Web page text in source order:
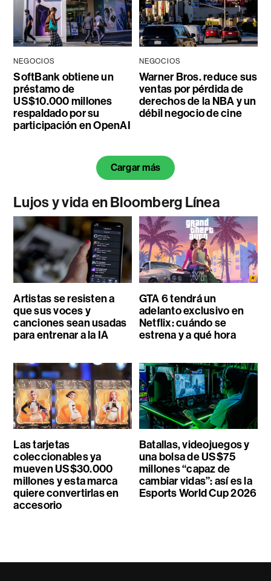
NEGOCIOS
SoftBank obtiene un
préstamo de
US$10.000 millones
respaldado por su
participación en OpenAI
NEGOCIOS
Warner Bros. reduce sus
ventas por pérdida de
derechos de la NBA y un
débil negocio de cine
Cargar más
Lujos y vida en Bloomberg Línea
Artistas se resisten a
que sus voces y
canciones sean usadas
para entrenar a la IA
GTA 6 tendrá un
adelanto exclusivo en
Netflix: cuándo se
estrena y a qué hora
Las tarjetas
coleccionables ya
mueven US$30.000
millones y esta marca
quiere convertirlas en
accesorio
Batallas, videojuegos y
una bolsa de US$75
millones “capaz de
cambiar vidas”: así es la
Esports World Cup 2026